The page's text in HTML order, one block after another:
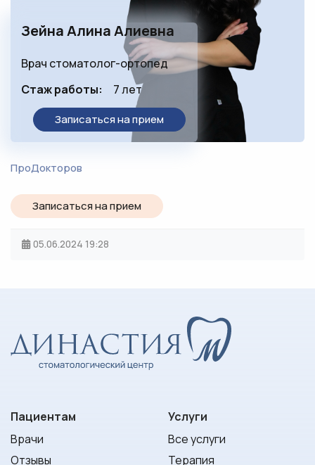
Зейна Алина Алиевна
Врач стоматолог-ортопед
Стаж работы:
7 лет
Записаться на прием
ПроДокторов
Записаться на прием
05.06.2024 19:28
Пациентам
Врачи
Отзывы
Услуги
Все услуги
Терапия